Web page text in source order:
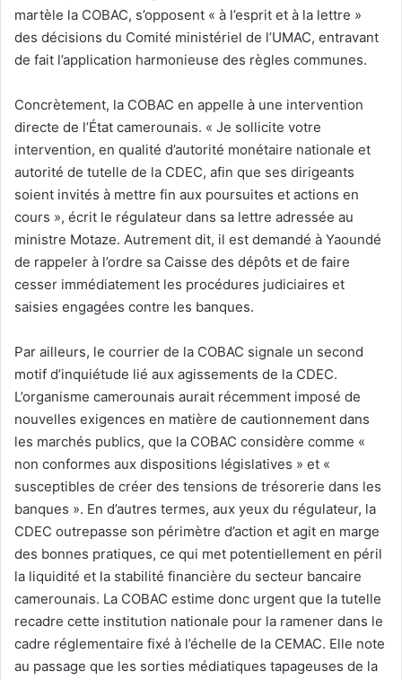
martèle la COBAC, s’opposent « à l’esprit et à la lettre »
des décisions du Comité ministériel de l’UMAC, entravant
de fait l’application harmonieuse des règles communes.
Concrètement, la COBAC en appelle à une intervention
directe de l’État camerounais. « Je sollicite votre
intervention, en qualité d’autorité monétaire nationale et
autorité de tutelle de la CDEC, afin que ses dirigeants
soient invités à mettre fin aux poursuites et actions en
cours », écrit le régulateur dans sa lettre adressée au
ministre Motaze. Autrement dit, il est demandé à Yaoundé
de rappeler à l’ordre sa Caisse des dépôts et de faire
cesser immédiatement les procédures judiciaires et
saisies engagées contre les banques.
Par ailleurs, le courrier de la COBAC signale un second
motif d’inquiétude lié aux agissements de la CDEC.
L’organisme camerounais aurait récemment imposé de
nouvelles exigences en matière de cautionnement dans
les marchés publics, que la COBAC considère comme «
non conformes aux dispositions législatives » et «
susceptibles de créer des tensions de trésorerie dans les
banques ». En d’autres termes, aux yeux du régulateur, la
CDEC outrepasse son périmètre d’action et agit en marge
des bonnes pratiques, ce qui met potentiellement en péril
la liquidité et la stabilité financière du secteur bancaire
camerounais. La COBAC estime donc urgent que la tutelle
recadre cette institution nationale pour la ramener dans le
cadre réglementaire fixé à l’échelle de la CEMAC. Elle note
au passage que les sorties médiatiques tapageuses de la